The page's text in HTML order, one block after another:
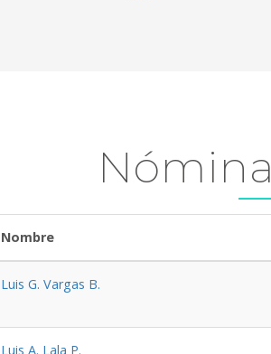
Nómina
Nombre
Luis G. Vargas B.
Luis A. Lala P.